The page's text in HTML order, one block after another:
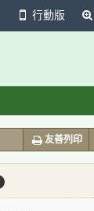
行動版
友善列印